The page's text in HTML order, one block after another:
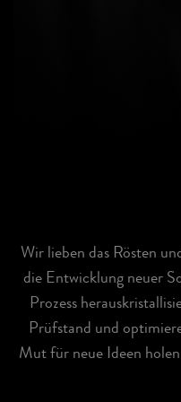
Wir lieben das Rösten
die Entwicklung neuer
Prozess
Prüfstand und
Mut für neue Ideen